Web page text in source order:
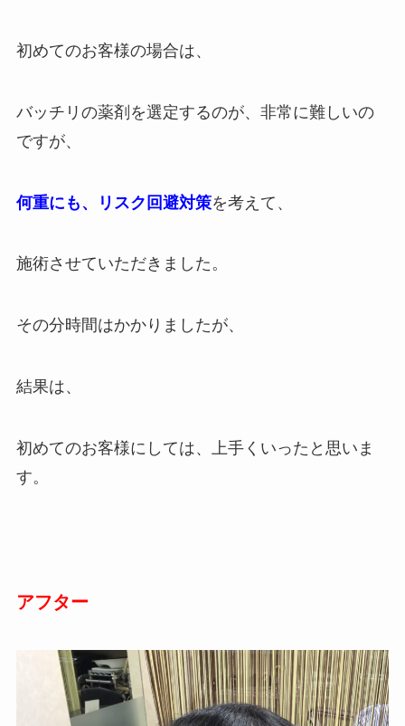
初めてのお客様の場合は、
バッチリの薬剤を選定するのが、非常に難しいの
ですが、
何重にも、リスク回避対策を考えて、
施術させていただきました。
その分時間はかかりましたが、
結果は、
初めてのお客様にしては、上手くいったと思いま
す。
アフター